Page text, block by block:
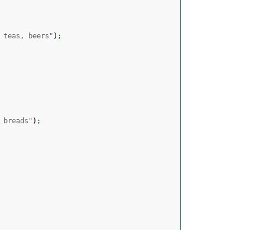
beers" ) ;
) ;